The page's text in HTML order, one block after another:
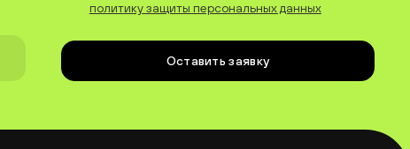
политику защиты персональных данных
Оставить заявку